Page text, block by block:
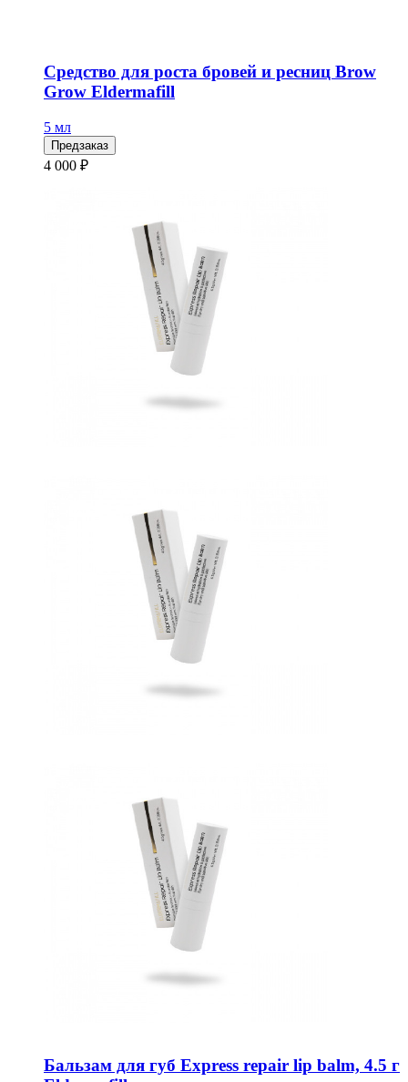
Средство для роста бровей и ресниц Brow
Grow Eldermafill
5 мл
Предзаказ
4 000 ₽
Бальзам для губ Express repair lip balm, 4.5 г